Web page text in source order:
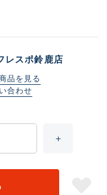
レスポ鈴鹿店
品を見る
合わせ